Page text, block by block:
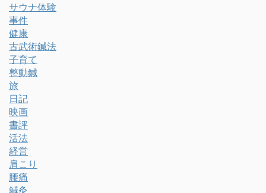
サウナ体験
事件
健康
古武術鍼法
子育て
整動鍼
旅
日記
映画
書評
活法
経営
肩こり
腰痛
鍼灸